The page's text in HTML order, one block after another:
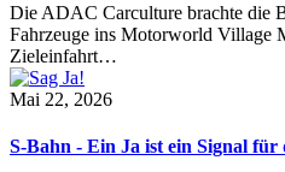
Die ADAC Carculture brachte die
Fahrzeuge ins Motorworld Village
Zieleinfahrt…
Mai 22, 2026
S-Bahn - Ein Ja ist ein Signal